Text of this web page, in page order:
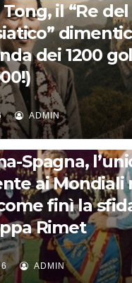
il “Re del
dei 1200
ADMIN
Spagna,
ai Mondiali
finì la
Rimet
ADMIN